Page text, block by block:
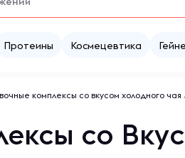
Протеины Космецевтика
комплексы со вкусом холодного чая
со